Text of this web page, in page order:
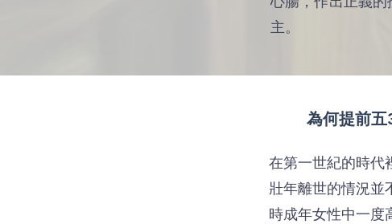
主。
為何提前五
在第一世紀的時代
壯年離世的情況並
時成年女性中一度